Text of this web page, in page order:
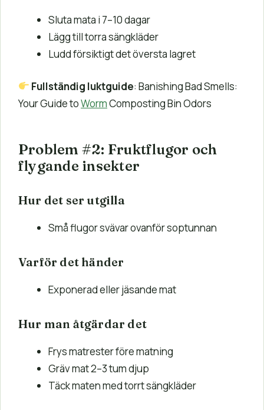
Sluta mata i 7–10 dagar
Lägg till torra sängkläder
Ludd försiktigt det översta lagret
Fullständig luktguide: Banishing Bad Smells:
Your Guide toWormComposting Bin Odors
Problem #2: Fruktflugor och
flygande insekter
Hur det ser utgilla
Små flugor svävar ovanför soptunnan
Varför det händer
Exponerad eller jäsande mat
Hur man åtgärdar det
Frys matrester före matning
Gräv mat 2–3 tum djup
Täck maten med torrt sängkläder